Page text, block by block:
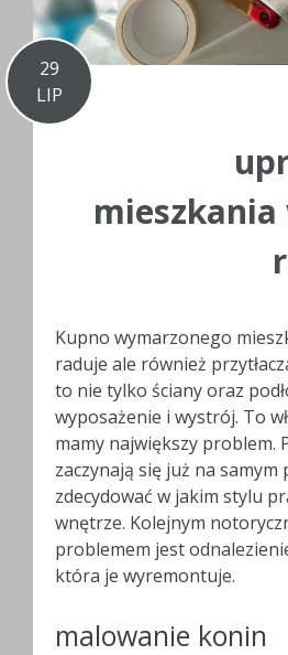
29
LIP
mieszkania
Kupno wymarzonego
raduje ale również
to nie tylko ściany oraz
wyposażenie i wystrój. To
mamy największy problem.
zaczynają się już na
zdecydować w jakim stylu
wnętrze. Kolejnym
problemem jest
która je wyremontuje.
malowanie konin